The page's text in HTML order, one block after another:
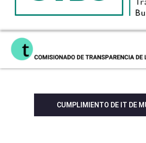
CUMPLIMIENTO DE IT DE